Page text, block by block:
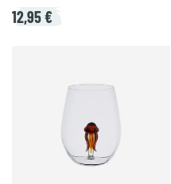
12,95 €